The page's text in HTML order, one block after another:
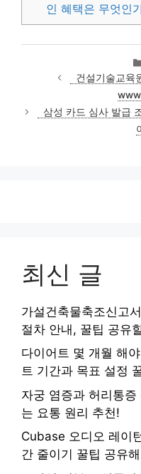
인 혜택은 무엇인
건설기술교육
삼성 카드 심사 발급
최신 글
가설건축물축조신고
절차 안내, 꿀팁 공유
다이어트 몇 개월 해
트 기간과 목표 설정
자궁 염증과 허리통
는 요통 원리 추천!
Cubase 오디오 레이
간 줄이기 꿀팁 공유